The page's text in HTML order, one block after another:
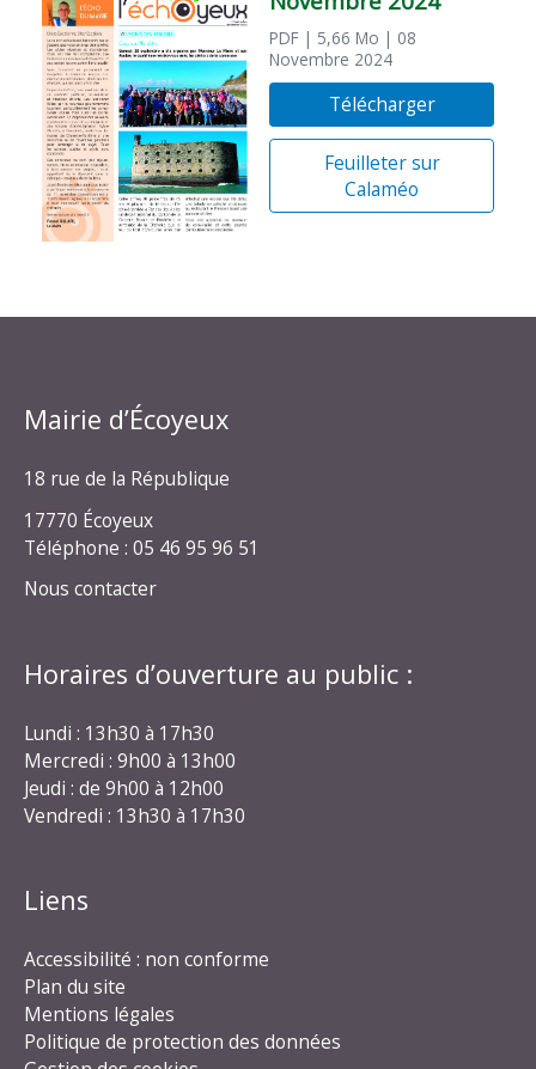
PDF | 5,66 Mo | 08
Novembre 2024
Télécharger
Feuilleter sur
Calaméo
Mairie d’Écoyeux
18 rue de la République
17770 Écoyeux
Téléphone : 05 46 95 96 51
Nous contacter
Horaires d’ouverture au public :
Lundi : 13h30 à 17h30
Mercredi : 9h00 à 13h00
Jeudi : de 9h00 à 12h00
Vendredi : 13h30 à 17h30
Liens
Accessibilité : non conforme
Plan du site
Mentions légales
Politique de protection des données